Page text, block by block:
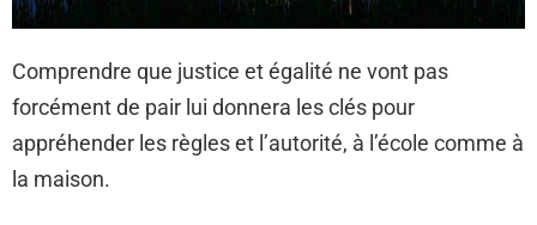
Comprendre que justice et égalité ne vont pas
forcément de pair lui donnera les clés pour
appréhender les règles et l’autorité, à l’école comme à
la maison.